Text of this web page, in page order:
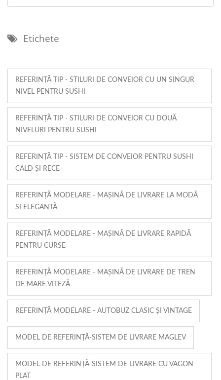
Etichete
REFERINȚĂ TIP - STILURI DE CONVEIOR CU UN SINGUR
NIVEL PENTRU SUSHI
REFERINȚĂ TIP - STILURI DE CONVEIOR CU DOUĂ
NIVELURI PENTRU SUSHI
REFERINȚĂ TIP - SISTEM DE CONVEIOR PENTRU SUSHI
CALD ȘI RECE
REFERINȚĂ MODELARE - MAȘINĂ DE LIVRARE LA MODĂ
ȘI ELEGANTĂ
REFERINȚĂ MODELARE - MAȘINĂ DE LIVRARE RAPIDĂ
PENTRU CURSE
REFERINȚĂ MODELARE - MAȘINĂ DE LIVRARE DE TREN
DE MARE VITEZĂ
REFERINȚĂ MODELARE - AUTOBUZ CLASIC ȘI VINTAGE
MODEL DE REFERINȚĂ-SISTEM DE LIVRARE MAGLEV
MODEL DE REFERINȚĂ-SISTEM DE LIVRARE CU VAGON
PLAT